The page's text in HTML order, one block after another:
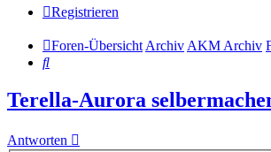
Registrieren
Foren-Übersicht Archiv AKM Archiv
Suche
Terella-Aurora
Antworten